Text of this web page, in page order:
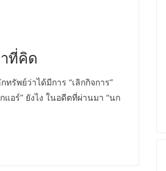
ที่คิด
รัพย์ว่าได้มีการ “เลิกกิจการ”
อร์” ยังไง ในอดีตที่ผ่านมา “นก